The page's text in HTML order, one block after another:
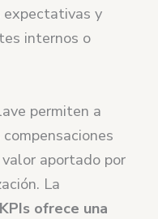
expectativas y
internos o
permiten a
aportado por
La
ofrece una